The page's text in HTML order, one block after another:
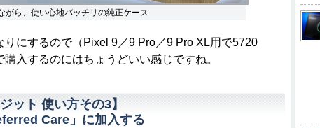
がら、使い心地バッチリの純正ケース
にするので（Pixel 9／9 Pro／9 Pro XL用で5720
入するのにはちょうどいい感じですね。
ット 使い方その3】
Care」に加入する